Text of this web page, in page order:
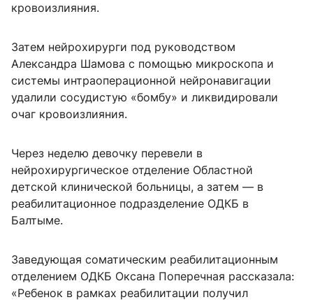
кровоизлияния.
Затем нейрохирурги под руководством
Александра Шамова с помощью микроскопа и
системы интраоперационной нейронавигации
удалили сосудистую «бомбу» и ликвидировали
очаг кровоизлияния.
Через неделю девочку перевели в
нейрохирургическое отделение Областной
детской клинической больницы, а затем — в
реабилитационное подразделение ОДКБ в
Балтыме.
Заведующая соматическим реабилитационным
отделением ОДКБ Оксана Поперечная рассказала:
«Ребенок в рамках реабилитации получил